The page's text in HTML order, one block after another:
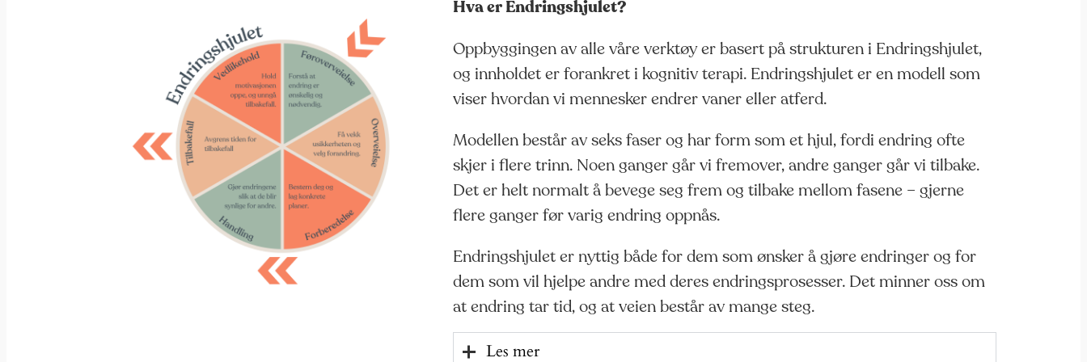
Hva er Endringshjulet?
Oppbyggingen av alle våre verktøy er basert på strukturen i Endringshjulet,
og innholdet er forankret i kognitiv terapi. Endringshjulet er en modell som
viser hvordan vi mennesker endrer vaner eller atferd.
Modellen består av seks faser og har form som et hjul, fordi endring ofte
skjer i flere trinn. Noen ganger går vi fremover, andre ganger går vi tilbake.
Det er helt normalt å bevege seg frem og tilbake mellom fasene – gjerne
flere ganger før varig endring oppnås.
Endringshjulet er nyttig både for dem som ønsker å gjøre endringer og for
dem som vil hjelpe andre med deres endringsprosesser. Det minner oss om
at endring tar tid, og at veien består av mange steg.
Les mer